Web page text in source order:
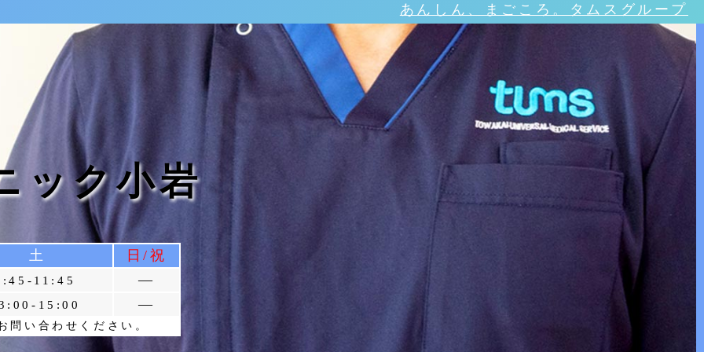
あんしん、まごころ。タムスグループ
ック小岩
土 日/祝
11:45 ―
15:00 ―
問い合わせください。